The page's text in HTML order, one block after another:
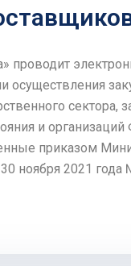
проводит
осуществления
и
приказом
ноября 2021 года